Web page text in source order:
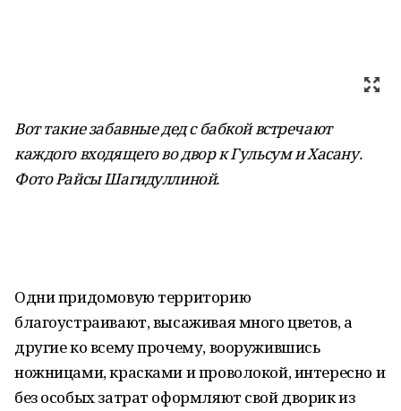
Вот такие забавные дед с бабкой встречают
каждого входящего во двор к Гульсум и Хасану.
Фото Райсы Шагидуллиной.
Одни придомовую территорию
благоустраивают, высаживая много цветов, а
другие ко всему прочему, вооружившись
ножницами, красками и проволокой, интересно и
без особых затрат оформляют свой дворик из